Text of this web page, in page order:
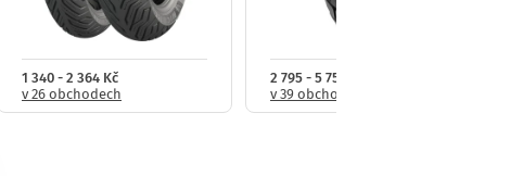
1 340 - 2 364 Kč
v 26 obchodech
2 795 - 5 756 Kč
v 39 obchodech